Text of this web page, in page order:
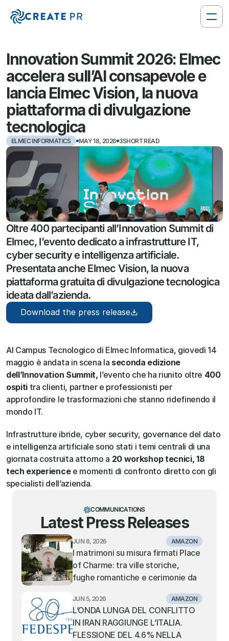
Innovation Summit 2026: Elmec
accelera sull’AI consapevole e
lancia Elmec Vision, la nuova
piattaforma di divulgazione
tecnologica
ELMEC INFORMATICS MAY 18, 2026 3SHORT READ
Oltre 400 partecipanti all’Innovation Summit di
Elmec, l’evento dedicato a infrastrutture IT,
cyber security e intelligenza artificiale.
Presentata anche Elmec Vision, la nuova
piattaforma gratuita di divulgazione tecnologica
ideata dall’azienda.
Download the press release
COMMUNICATIONS
Latest Press Releases
JUN 8, 2026 AMAZON
I matrimoni su misura firmati Place
of Charme: tra ville storiche,
fughe romantiche e cerimonie da
JUN 5, 2026 AMAZON
L’ONDA LUNGA DEL CONFLITTO
IN IRAN RAGGIUNGE L’ITALIA.
FLESSIONE DEL 4.6% NELLA
Al Campus Tecnologico di Elmec Informatica, giovedì 14
maggio è andata in scena la seconda edizione
dell’Innovation Summit, l’evento che ha riunito oltre 400
ospiti tra clienti, partner e professionisti per
approfondire le trasformazioni che stanno ridefinendo il
mondo IT.
Infrastrutture ibride, cyber security, governance del dato
e intelligenza artificiale sono stati i temi centrali di una
giornata costruita attorno a 20 workshop tecnici, 18
tech experience e momenti di confronto diretto con gli
specialisti dell’azienda.